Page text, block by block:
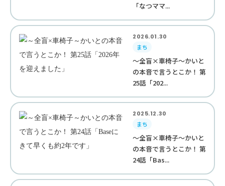
「なつママ...
2026.01.30
まち
～全盲×車椅子～かいと
の本音で言うとこか！ 第
25話「202...
2025.12.30
まち
～全盲×車椅子～かいと
の本音で言うとこか！ 第
24話「Bas...